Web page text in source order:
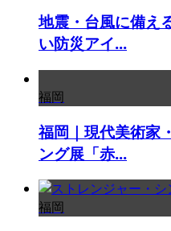
地震・台風に備え
い防災アイ...
福岡
福岡｜現代美術家
ング展「赤...
福岡